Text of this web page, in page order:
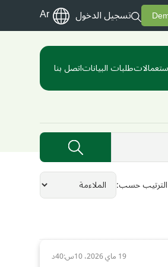
تسجيل الدخول Ar
طلبات البياناتاتصل بنا
الترتيب حسب
19 ماي 2026، 10س:40د